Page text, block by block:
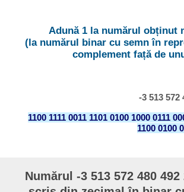
Adună 1 la numărul obținut
(la numărul binar cu semn în
complement față de
-3 513 572
1100 1111 0011 1101 0100 1000 0111
1100 0100
Numărul -3 513 572 480 492